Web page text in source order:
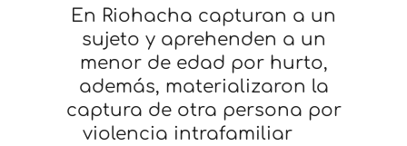
En Riohacha capturan a un
sujeto y aprehenden a un
menor de edad por hurto,
además, materializaron la
captura de otra persona por
violencia intrafamiliar